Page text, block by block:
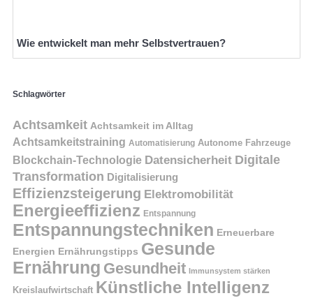
Wie entwickelt man mehr Selbstvertrauen?
Schlagwörter
Achtsamkeit Achtsamkeit im Alltag
Achtsamkeitstraining Automatisierung Autonome Fahrzeuge
Blockchain-Technologie Datensicherheit Digitale
Transformation Digitalisierung
Effizienzsteigerung Elektromobilität
Energieeffizienz Entspannung
Entspannungstechniken Erneuerbare
Energien Ernährungstipps Gesunde
Ernährung Gesundheit Immunsystem stärken
Kreislaufwirtschaft Künstliche Intelligenz